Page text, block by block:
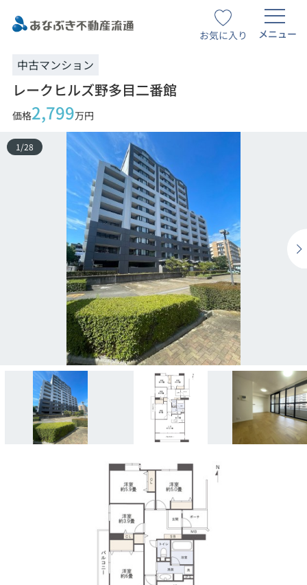
お気に入り メニュー
中古マンション
レークヒルズ野多目二番館
価格2,799万円
1 /28